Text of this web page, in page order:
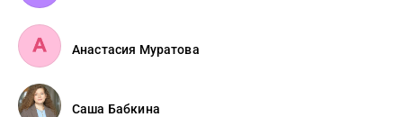
Анастасия Муратова
Саша Бабкина